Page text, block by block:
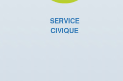
SERVICE
CIVIQUE